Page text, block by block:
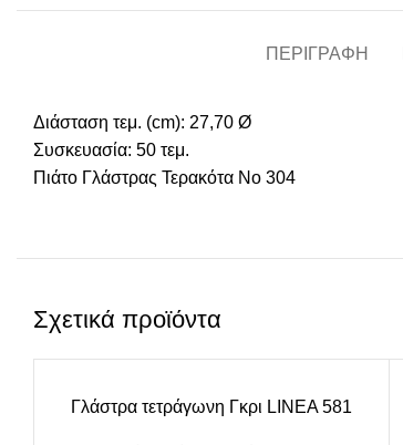
ΠΕΡΙΓΡΑΦΉ
Διάσταση τεμ. (cm): 27,70 Ø
Συσκευασία: 50 τεμ.
Πιάτο Γλάστρας Τερακότα Νο 304
Σχετικά προϊόντα
Γλάστρα τετράγωνη Γκρι LINEA 581